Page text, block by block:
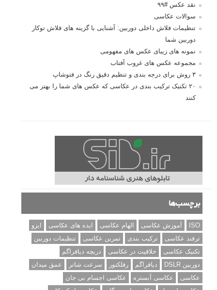
نقد عکس #۹۹
سوالات عکاسی
تنظیمات فلاش داخلی دوربین: آشنایی با گزینه های فلاش توکار
دوربین شما
نمونه های زیبای عکس های مفهومی
مجموعه عکس های غروب آفتاب
۳ روش برای درجه بندی و تنظیم دقیق رنگ در فتوشاپ
۲۰ تکنیک ترکیب بندی در عکاسی که عکس های شما را بهتر می
کنند
برچسب‌ها
ISO آموزش عکاسی الهام عکاسی ایده های عکاسی
ایزو
ترفند عکاسی
ترکیب بندی تمرین عکاسی
تنظیمات دوربین
تکنیک عکاسی
خلاقیت در عکاسی
دریچه دیافراگم
دوربین DSLR
دیافراگم رفلکتور سرعت شاتر
عمق میدان
عکاسی
عکاسی آبستره
عکاسی اجسام بی جان